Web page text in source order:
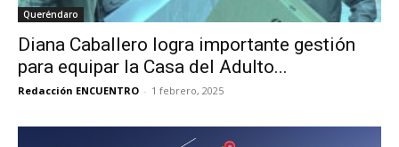
Queréndaro
Diana Caballero logra importante gestión
para equipar la Casa del Adulto...
Redacción ENCUENTRO - 1 febrero, 2025